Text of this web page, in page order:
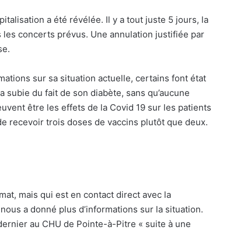
a été révélée. Il y a tout juste 5 jours, la
concerts prévus. Une annulation justifiée par
sur sa situation actuelle, certains font état
subie du fait de son diabète, sans qu’aucune
être les effets de la Covid 19 sur les patients
recevoir trois doses de vaccins plutôt que deux.
mais qui est en contact direct avec la
a donné plus d’informations sur la situation.
au CHU de Pointe-à-Pitre « suite à une